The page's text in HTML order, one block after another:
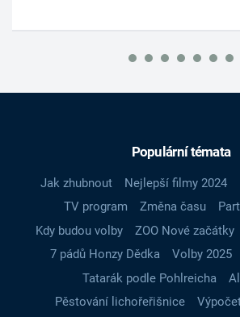
Populární témata
Jak zhubnout Nejlepší filmy 2024
TV program
Změna času
Kdy budou volby
ZOO Nové začátky
7 pádů Honzy Dědka
Volby 2025
Tatarák podle Pohlreicha
Pěstování lichořeřišnice